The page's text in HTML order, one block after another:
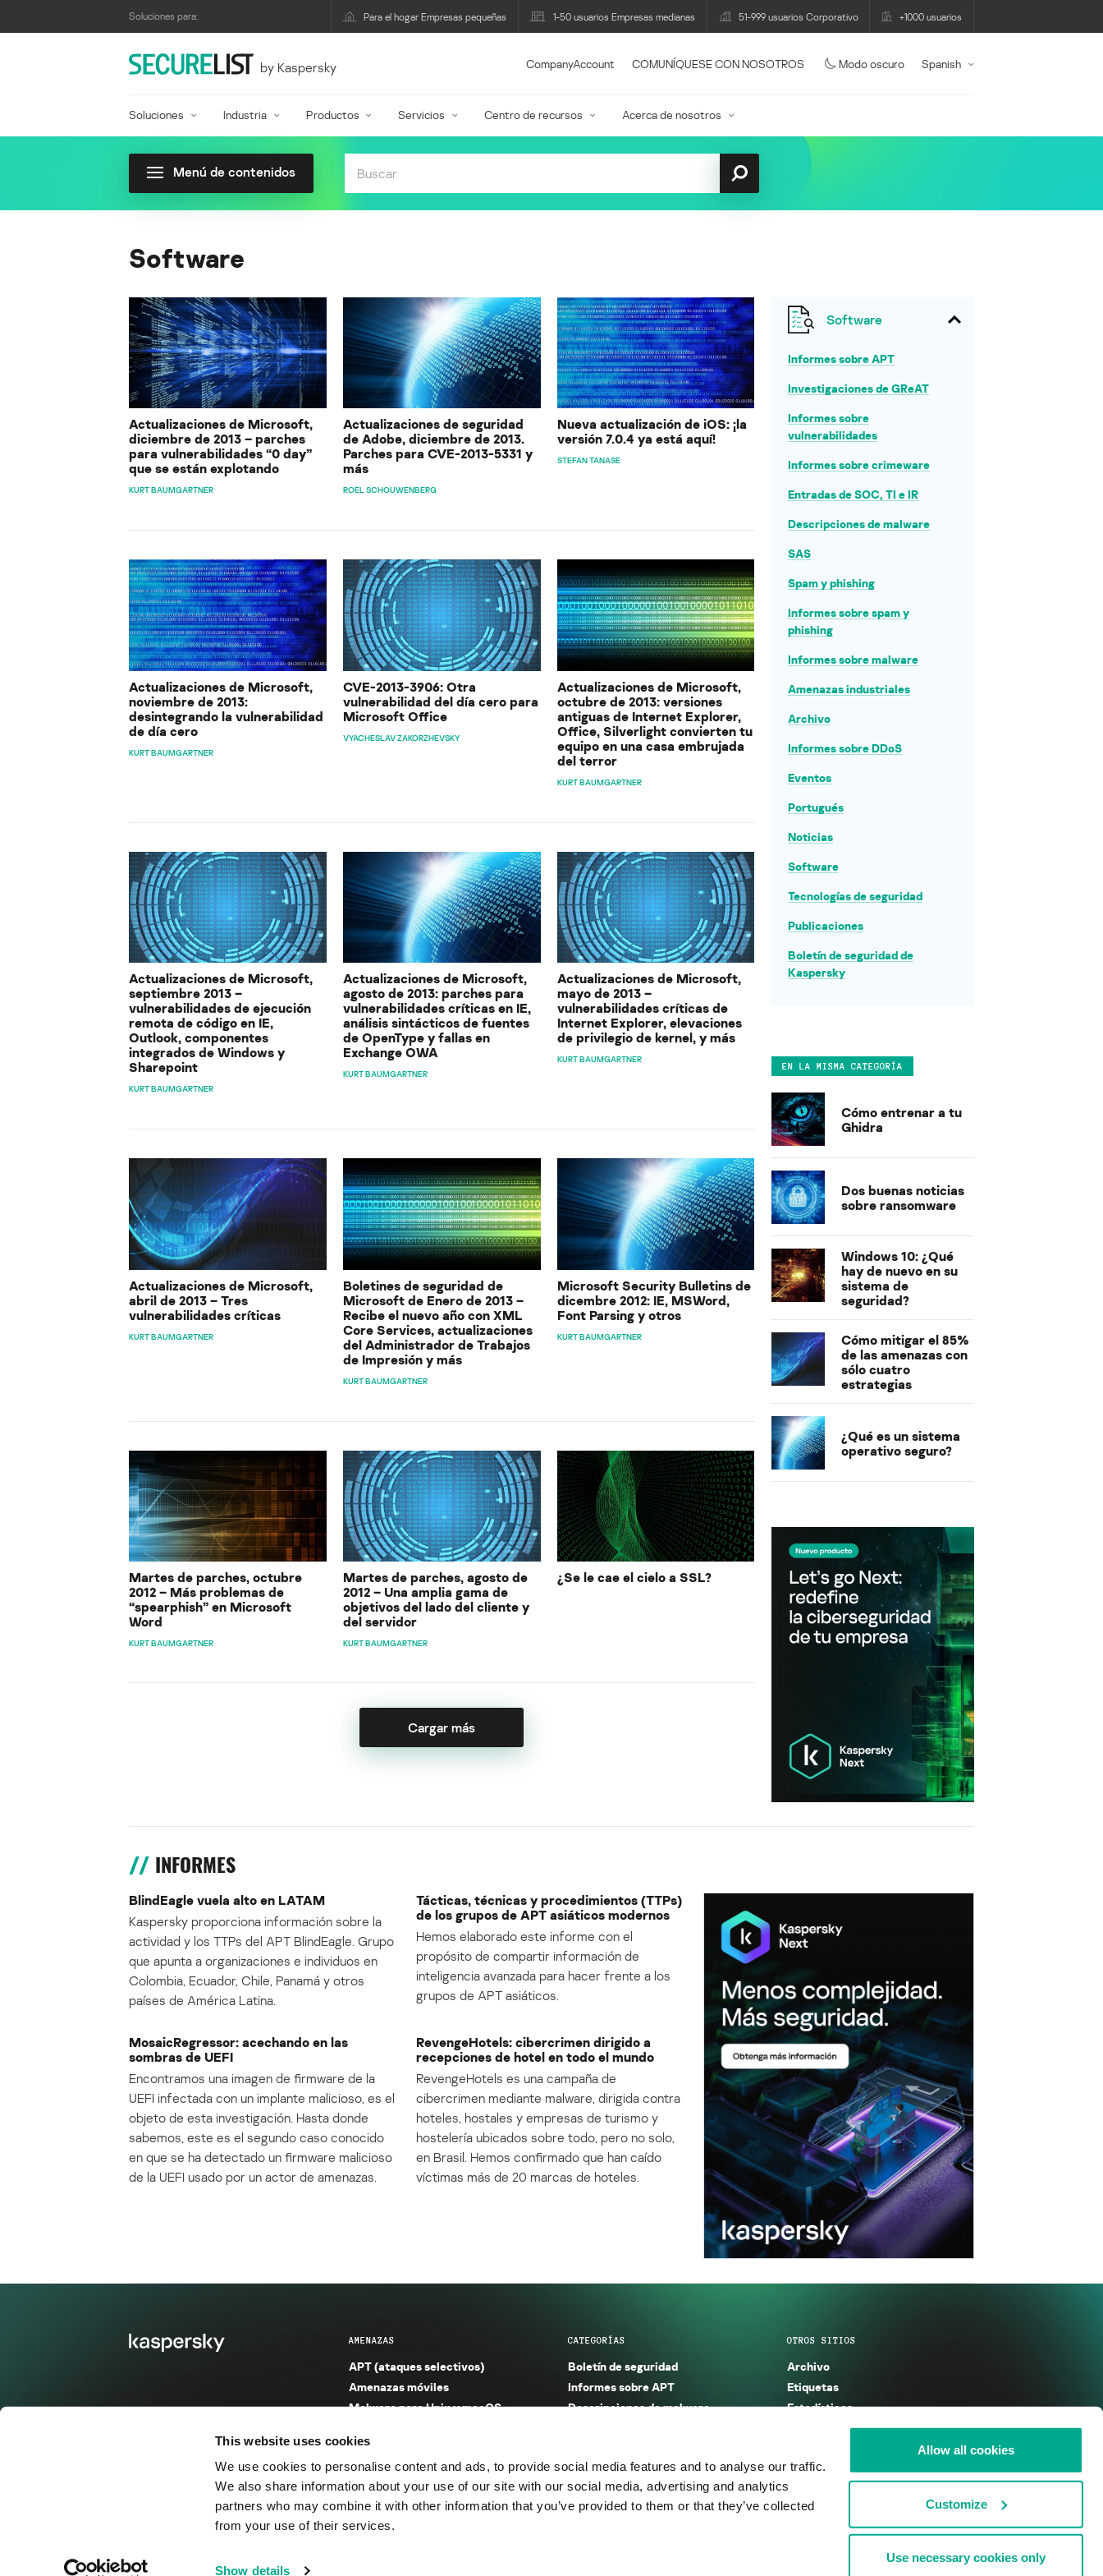
This website uses cookies
We use cookies to personalise content and ads, to provide social media features and to analyse our traffic.
We also share information about your use of our site with our social media, advertising and analytics
partners who may combine it with other information that you’ve provided to them or that they’ve collected
from your use of their services.
Show details
Allow all cookies
Customize
Use necessary cookies only
Soluciones para: Para el hogar Empresas pequeñas 1-50 usuarios Empresas medianas 51-999 usuarios Corporativo +1000 usuarios
by Kaspersky CompanyAccount COMUNÍQUESE CON NOSOTROS Modo oscuro Spanish
Soluciones Industria Productos Servicios Centro de recursos Acerca de nosotros
Menú de contenidos
Software
Actualizaciones de Microsoft,
diciembre de 2013 – parches
para vulnerabilidades “0 day”
que se están explotando
KURT BAUMGARTNER
Actualizaciones de seguridad
de Adobe, diciembre de 2013.
Parches para CVE-2013-5331 y
más
ROEL SCHOUWENBERG
Nueva actualización de iOS: ¡la
versión 7.0.4 ya está aquí!
STEFAN TANASE
Actualizaciones de Microsoft,
noviembre de 2013:
desintegrando la vulnerabilidad
de día cero
KURT BAUMGARTNER
CVE-2013-3906: Otra
vulnerabilidad del día cero para
Microsoft Office
VYACHESLAV ZAKORZHEVSKY
Actualizaciones de Microsoft,
octubre de 2013: versiones
antiguas de Internet Explorer,
Office, Silverlight convierten tu
equipo en una casa embrujada
del terror
KURT BAUMGARTNER
Actualizaciones de Microsoft,
septiembre 2013 –
vulnerabilidades de ejecución
remota de código en IE,
Outlook, componentes
integrados de Windows y
Sharepoint
KURT BAUMGARTNER
Actualizaciones de Microsoft,
agosto de 2013: parches para
vulnerabilidades críticas en IE,
análisis sintácticos de fuentes
de OpenType y fallas en
Exchange OWA
KURT BAUMGARTNER
Actualizaciones de Microsoft,
mayo de 2013 –
vulnerabilidades críticas de
Internet Explorer, elevaciones
de privilegio de kernel, y más
KURT BAUMGARTNER
Actualizaciones de Microsoft,
abril de 2013 – Tres
vulnerabilidades críticas
KURT BAUMGARTNER
Boletines de seguridad de
Microsoft de Enero de 2013 –
Recibe el nuevo año con XML
Core Services, actualizaciones
del Administrador de Trabajos
de Impresión y más
KURT BAUMGARTNER
Microsoft Security Bulletins de
dicembre 2012: IE, MSWord,
Font Parsing y otros
KURT BAUMGARTNER
Martes de parches, octubre
2012 – Más problemas de
“spearphish” en Microsoft
Word
KURT BAUMGARTNER
Martes de parches, agosto de
2012 – Una amplia gama de
objetivos del lado del cliente y
del servidor
KURT BAUMGARTNER
¿Se le cae el cielo a SSL?
Cargar más
Software
Informes sobre APT
Investigaciones de GReAT
Informes sobre
vulnerabilidades
Informes sobre crimeware
Entradas de SOC, TI e IR
Descripciones de malware
SAS
Spam y phishing
Informes sobre spam y
phishing
Informes sobre malware
Amenazas industriales
Archivo
Informes sobre DDoS
Eventos
Portugués
Noticias
Software
Tecnologías de seguridad
Publicaciones
Boletín de seguridad de
Kaspersky
EN LA MISMA CATEGORÍA
Cómo entrenar a tu
Ghidra
Dos buenas noticias
sobre ransomware
Windows 10: ¿Qué
hay de nuevo en su
sistema de
seguridad?
Cómo mitigar el 85%
de las amenazas con
sólo cuatro
estrategias
¿Qué es un sistema
operativo seguro?
INFORMES
BlindEagle vuela alto en LATAM
Kaspersky proporciona información sobre la
actividad y los TTPs del APT BlindEagle. Grupo
que apunta a organizaciones e individuos en
Colombia, Ecuador, Chile, Panamá y otros
países de América Latina.
Tácticas, técnicas y procedimientos (TTPs)
de los grupos de APT asiáticos modernos
Hemos elaborado este informe con el
propósito de compartir información de
inteligencia avanzada para hacer frente a los
grupos de APT asiáticos.
MosaicRegressor: acechando en las
sombras de UEFI
Encontramos una imagen de firmware de la
UEFI infectada con un implante malicioso, es el
objeto de esta investigación. Hasta donde
sabemos, este es el segundo caso conocido
en que se ha detectado un firmware malicioso
de la UEFI usado por un actor de amenazas.
RevengeHotels: cibercrimen dirigido a
recepciones de hotel en todo el mundo
RevengeHotels es una campaña de
cibercrimen mediante malware, dirigida contra
hoteles, hostales y empresas de turismo y
hostelería ubicados sobre todo, pero no solo,
en Brasil. Hemos confirmado que han caído
víctimas más de 20 marcas de hoteles.
AMENAZAS
APT (ataques selectivos)
Amenazas móviles
Malware para Unix y macOS
Entorno seguro (IoT)
Amenazas financieras
Amenazas industriales
Spam y phishing
CATEGORÍAS
Boletín de seguridad
Informes sobre APT
Descripciones de malware
Informes sobre spam y phishing
Publicaciones
Incidentes
OTROS SITIOS
Archivo
Etiquetas
Estadísticas
Enciclopedia
KSB 2025
© 2026 AO Kaspersky Lab. Todos los derechos reservados. Acuerdo de licencia Cookies